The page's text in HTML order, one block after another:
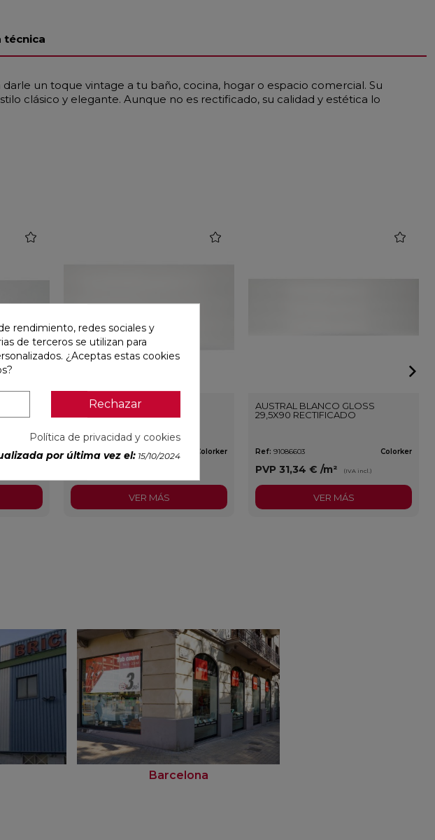
técnica
un toque vintage a tu baño, cocina, hogar o espacio comercial. Su
clásico y elegante. Aunque no es rectificado, su calidad y estética lo
Colorker
AUSTRAL BLANCO GLOSS
Ref: 91086600 Colorker
VER MÁS
AUSTRAL BLANCO GLOSS
29,5X90 RECTIFICADO
Ref: 91086603 Colorker
PVP 31,34 €/m² (IVA incl.)
favorite
VER MÁS
Barcelona
rendimiento, redes sociales y
de terceros se utilizan para
¿Aceptas estas cookies
Rechazar
Política de privacidad y cookies
por última vez el: 15/10/2024